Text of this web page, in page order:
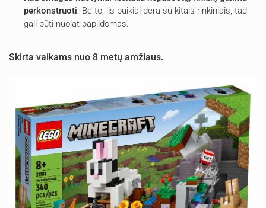
perkonstruoti. Be to, jis puikiai dera su kitais rinkiniais, tad
gali būti nuolat papildomas.
Skirta vaikams nuo 8 metų amžiaus.